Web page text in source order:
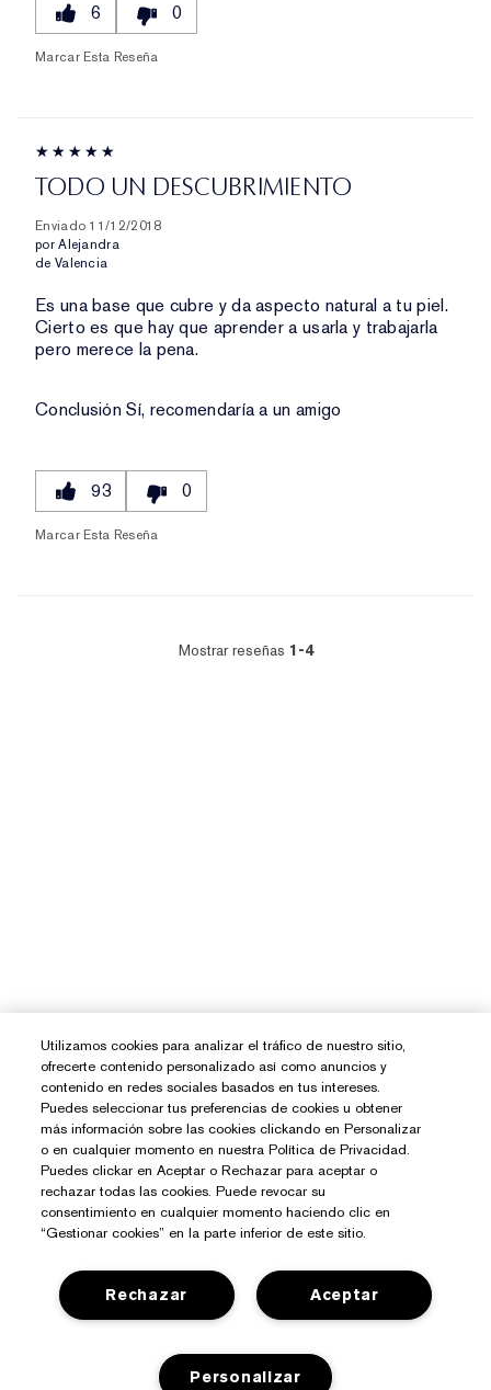
6 0
Marcar Esta Reseña
TODO UN DESCUBRIMIENTO
Enviado 11/12/2018
por Alejandra
de Valencia
Es una base que cubre y da aspecto natural a tu piel.
Cierto es que hay que aprender a usarla y trabajarla
pero merece la pena.
ConclusiónSí, recomendaría a un amigo
93 0
Marcar Esta Reseña
Mostrar reseñas 1-4
¿Necesitas Ayuda?
Contactar Fabricante
Sobre Estée Lauder
Utilizamos cookies para analizar el tráfico de nuestro sitio,
ofrecerte contenido personalizado así como anuncios y
contenido en redes sociales basados en tus intereses.
Puedes seleccionar tus preferencias de cookies u obtener
más información sobre las cookies clickando en Personalizar
o en cualquier momento en nuestra Política de Privacidad.
Puedes clickar en Aceptar o Rechazar para aceptar o
rechazar todas las cookies. Puede revocar su
consentimiento en cualquier momento haciendo clic en
“Gestionar cookies” en la parte inferior de este sitio.
Aceptar
Rechazar
Personalizar